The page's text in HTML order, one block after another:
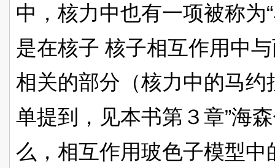
中，核力中也有一项被称为“
是在核子 核子相互作用中
相关的部分（核力中的马
单提到，见本书第３章”海
么，相互作用玻色子模型中